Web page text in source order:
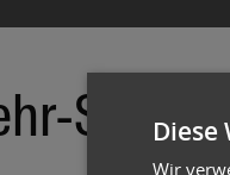
Diese
Wir